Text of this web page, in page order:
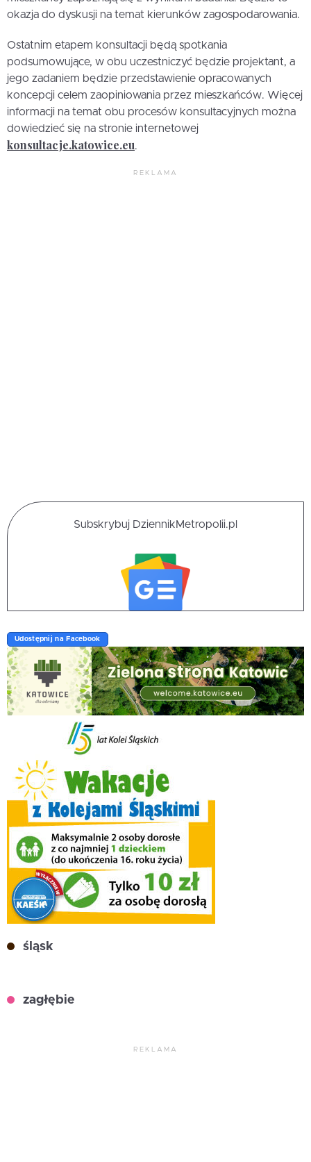
okazja do dyskusji na temat kierunków zagospodarowania.
Ostatnim etapem konsultacji będą spotkania
podsumowujące, w obu uczestniczyć będzie projektant, a
jego zadaniem będzie przedstawienie opracowanych
koncepcji celem zaopiniowania przez mieszkańców. Więcej
informacji na temat obu procesów konsultacyjnych można
dowiedzieć się na stronie internetowej
konsultacje.katowice.eu.
REKLAMA
Subskrybuj DziennikMetropolii.pl
Udostępnij na Facebook
śląsk
zagłębie
REKLAMA